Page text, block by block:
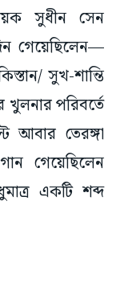
গেয়েছিলেন—
সুখ-শান্তি
পরিবর্তে
আবার তেরঙ্গা
গেয়েছিলেন
একটি শব্দ